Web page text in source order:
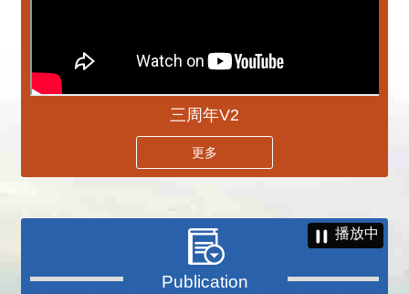
三周年V2
更多
播放中